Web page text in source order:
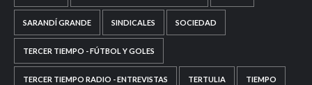
SARANDÍ GRANDE SINDICALES SOCIEDAD
TERCER TIEMPO - FÚTBOL Y GOLES
TERCER TIEMPO RADIO - ENTREVISTAS TERTULIA TIEMPO